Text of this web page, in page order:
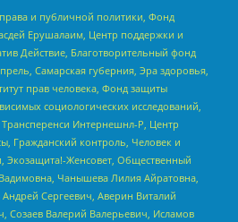
и публичной политики, Фонд
Ерушалаим, Центр поддержки и
Действие, Благотворительный фонд
Самарская губерния, Эра здоровья,
прав человека, Фонд защиты
социологических исследований,
Интернешнл-Р, Центр
Гражданский контроль, Человек и
Экозащита!-Женсовет, Общественный
Чанышева Лилия Айратовна,
Сергеевич, Аверин Виталий
Валерий Валерьевич, Исламов